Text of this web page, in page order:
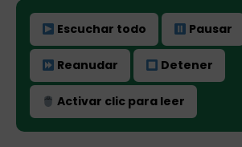
Escuchar todo Pausar
Reanudar Detener
Activar clic para leer